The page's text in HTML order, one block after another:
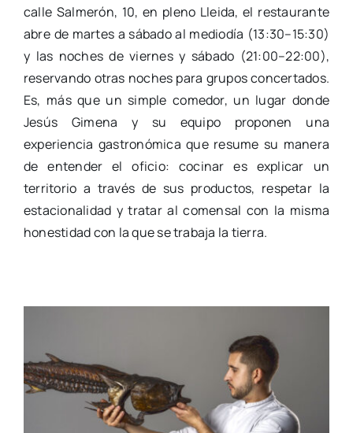
calle Salmerón, 10, en pleno Lleida, el restaurante
abre de martes a sábado al mediodía (13:30–15:30)
y las noches de viernes y sábado (21:00–22:00),
reservando otras noches para grupos concertados.
Es, más que un simple comedor, un lugar donde
Jesús Gimena y su equipo proponen una
experiencia gastronómica que resume su manera
de entender el oficio: cocinar es explicar un
territorio a través de sus productos, respetar la
estacionalidad y tratar al comensal con la misma
honestidad con la que se trabaja la tierra.